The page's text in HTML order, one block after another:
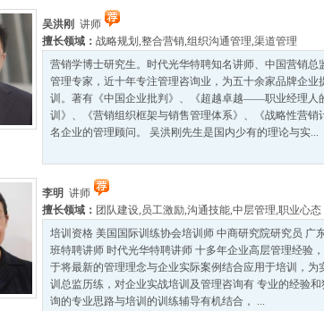
吴洪刚 讲师
擅长领域： 战略规划 ,整合营销,组织沟通管理,渠道管理
营销学博士研究生。时代光华特聘知名讲师、中国营销
管理专家，近十年专注管理咨询业，为五十余家品牌企
训。著有《中国企业批判》、《超越卓越——职业经理人
训》、《营销组织框架与销售管理体系》、《战略性营销
名企业的管理顾问。 吴洪刚先生是国内少有的理论与实...
李明 讲师
擅长领域： 团队建设, 员工激励,沟通技能,中层管理,职业心态
培训资格 美国国际训练协会培训师 中商研究院研究员 广
班特聘讲师 时代光华特聘讲师 十多年企业高层管理经验
于将最新的管理理念与企业实际案例结合应用于培训，
训总监历练，对企业实战培训及管理咨询有 专业的经验
询的专业思路与培训的训练辅导有机结合， ...